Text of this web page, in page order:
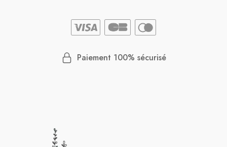
Paiement 100% sécurisé